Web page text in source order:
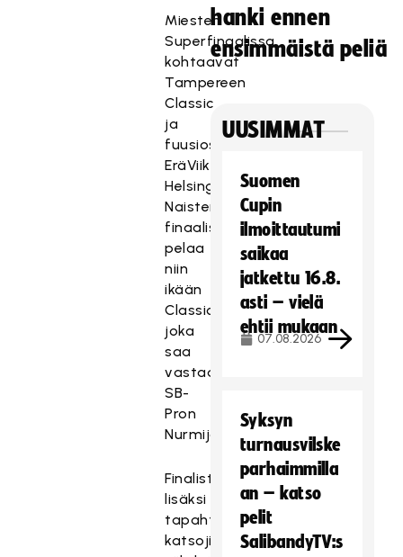
Miesten
Superfinaalissa
kohtaavat
Tampereen
Classic
ja
fuusioseura
EräViikingit
Helsingistä.
Naisten
finaalissa
pelaa
niin
ikään
Classic,
joka
saa
vastaansa
SB-
Pron
Nurmijärveltä.
Finalistijoukkueiden
lisäksi
tapahtumassa
katsojia
hanki ennen
ensimmäistä peliä
UUSIMMAT
Suomen
Cupin
ilmoittautumi
saikaa
jatkettu 16.8.
asti – vielä
ehtii mukaan
07.08.2026
Syksyn
turnausvilske
parhaimmilla
an – katso
pelit
SalibandyTV:s